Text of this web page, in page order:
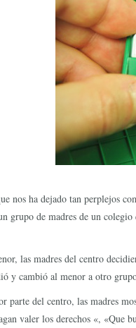
nos ha dejado tan perplejos
grupo de madres de un
las madres del centro
y cambió al menor a otro
parte del centro, las madres
valer los derechos «, «Que